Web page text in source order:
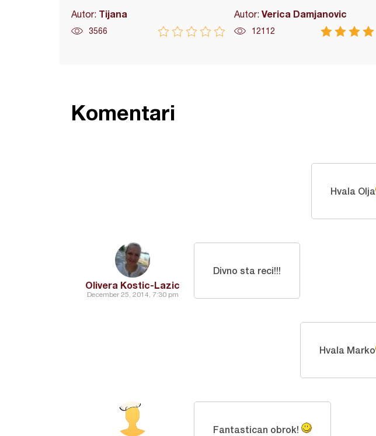
Autor: Tijana
3566
Autor: Verica Damjanovic
12112
Komentari
Hvala Olja
Olivera Kostic-Lazic
December 25, 2014, 7:30 pm
Divno sta reci!!!
Hvala Marko
Fantastican obrok!